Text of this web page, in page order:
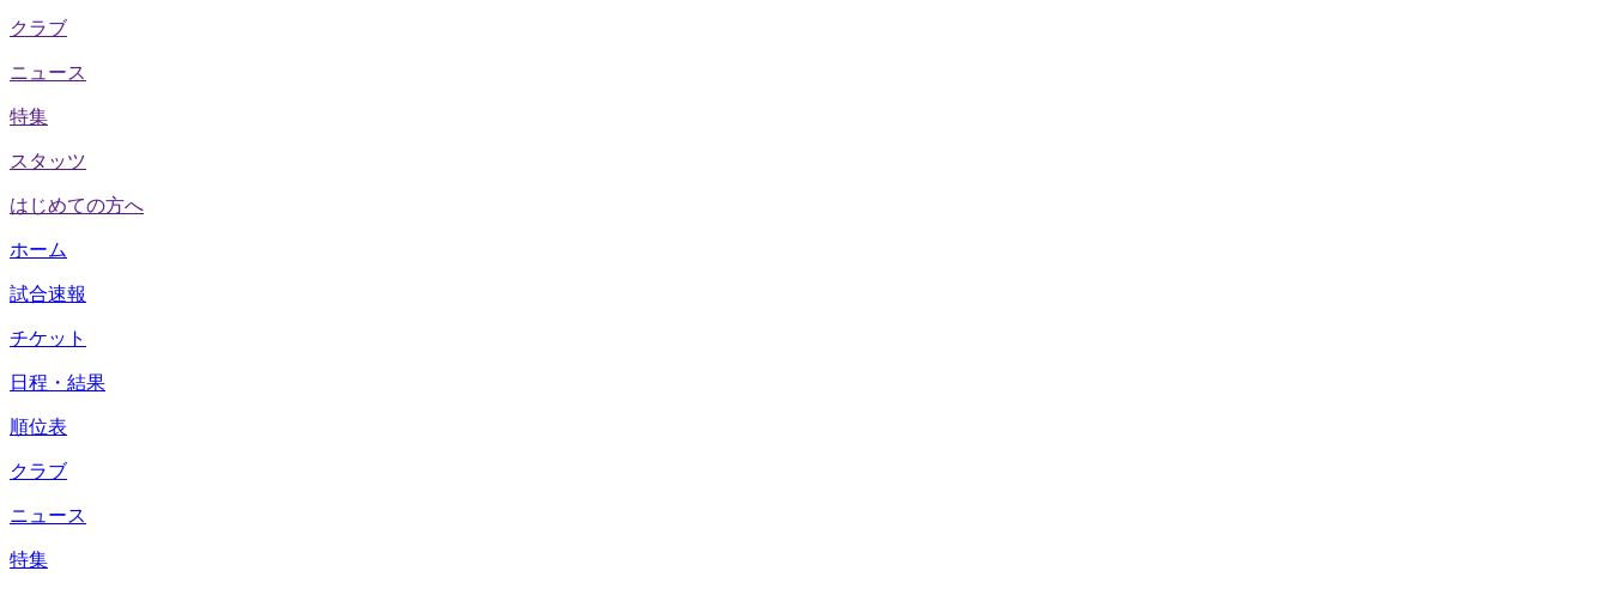
クラブ
ニュース
特集
スタッツ
はじめての方へ
ホーム
試合速報
チケット
日程・結果
順位表
クラブ
ニュース
特集